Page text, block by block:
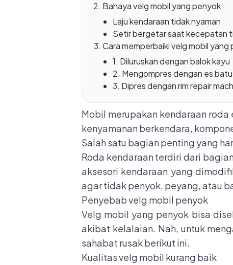
Bahaya velg mobil yang penyok
Laju kendaraan tidak nyaman
Setir bergetar saat kecepatan
Cara memperbaiki velg mobil yang
1. Diluruskan dengan balok kayu
2. Mengompres dengan es batu
3. Dipres dengan rim repair
Mobil merupakan kendaraan
kenyamanan berkendara,
Salah satu bagian penting yang
Roda kendaraan terdiri dari
aksesori kendaraan yang
agar tidak penyok, peyang, atau
Penyebab velg mobil penyok
Velg mobil yang penyok bisa
akibat kelalaian. Nah, untuk
sahabat rusak berikut ini.
Kualitas velg mobil kurang baik